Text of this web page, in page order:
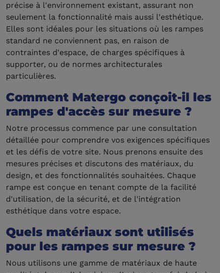
précise à l'environnement existant, assurant non
seulement la fonctionnalité mais aussi l'esthétique.
Elles sont idéales pour les situations où les rampes
standard ne conviennent pas, en raison de
contraintes d'espace, de charges spécifiques à
supporter, ou de normes architecturales
particulières.
Comment Matergo conçoit-il les
rampes d'accès sur mesure ?
Notre processus commence par une consultation
détaillée pour comprendre vos exigences spécifiques
et les défis de votre site. Nous prenons ensuite des
mesures précises et discutons des matériaux, du
design, et des fonctionnalités souhaitées. Chaque
rampe est conçue en tenant compte de la facilité
d'utilisation, de la sécurité, et de l'intégration
esthétique dans votre espace.
Quels matériaux sont utilisés
pour les rampes sur mesure ?
Nous utilisons une gamme de matériaux de haute